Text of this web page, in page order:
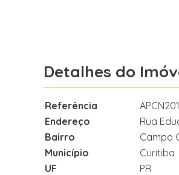
Detalhes do
Referência
Endereço
Rua
Bairro
Campo
Município
Curitiba
UF
PR